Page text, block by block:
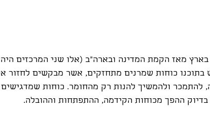
מאז הקמת המדינה ובארה"ב (אלו שני המרכזים
בתוכנו כוחות שמרנים מתחזקים, אשר מבקשים לחזור
להתמכר ולהמשיך להנות רק מהחומר. כוחות
ההפך מכוחות הקידמה, ההתפתחות וההובלה.